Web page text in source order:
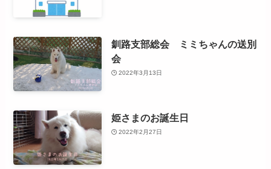
釧路支部総会 ミミちゃんの送別
会
2022年3月13日
姫さまのお誕生日
2022年2月27日